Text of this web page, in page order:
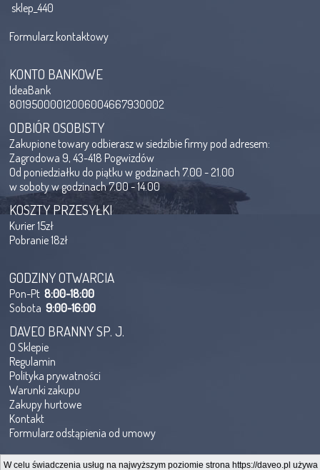
sklep_440
Formularz kontaktowy
KONTO BANKOWE
IdeaBank
80195000012006004667930002
ODBIÓR OSOBISTY
Zakupione towary odbierasz w siedzibie firmy pod adresem:
Zagrodowa 9, 43-418 Pogwizdów
Od poniedziałku do piątku w godzinach 7.00 - 21.00
w soboty w godzinach 7.00 - 14.00
KOSZTY PRZESYŁKI
Kurier 15zł
Pobranie 18zł
GODZINY OTWARCIA
Pon-Pt8:00-18:00
Sobota9:00-16:00
DAVEO BRANNY SP. J.
O Sklepie
Regulamin
Polityka prywatności
Warunki zakupu
Zakupy hurtowe
Kontakt
Formularz odstąpienia od umowy
W celu świadczenia usług na najwyższym poziomie strona https://daveo.pl używa